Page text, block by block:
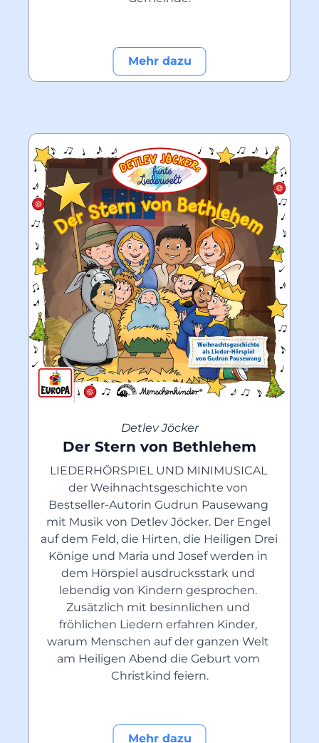
Mehr dazu
Detlev Jöcker
Der Stern von Bethlehem
LIEDERHÖRSPIEL UND MINIMUSICAL
der Weihnachtsgeschichte von
Bestseller-Autorin Gudrun Pausewang
mit Musik von Detlev Jöcker. Der Engel
auf dem Feld, die Hirten, die Heiligen Drei
Könige und Maria und Josef werden in
dem Hörspiel ausdrucksstark und
lebendig von Kindern gesprochen.
Zusätzlich mit besinnlichen und
fröhlichen Liedern erfahren Kinder,
warum Menschen auf der ganzen Welt
am Heiligen Abend die Geburt vom
Christkind feiern.
Mehr dazu